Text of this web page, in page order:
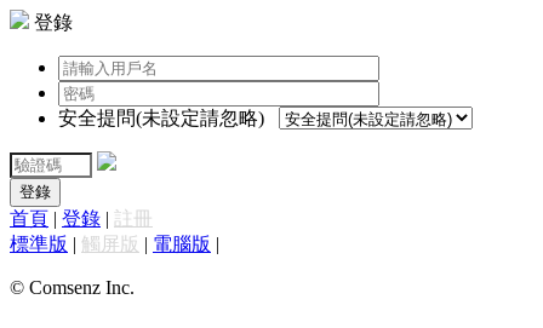
登錄
安全提問(未設定請忽略)
登錄
首頁 | 登錄 | 註冊
標準版 | 觸屏版 | 電腦版 |
© Comsenz Inc.